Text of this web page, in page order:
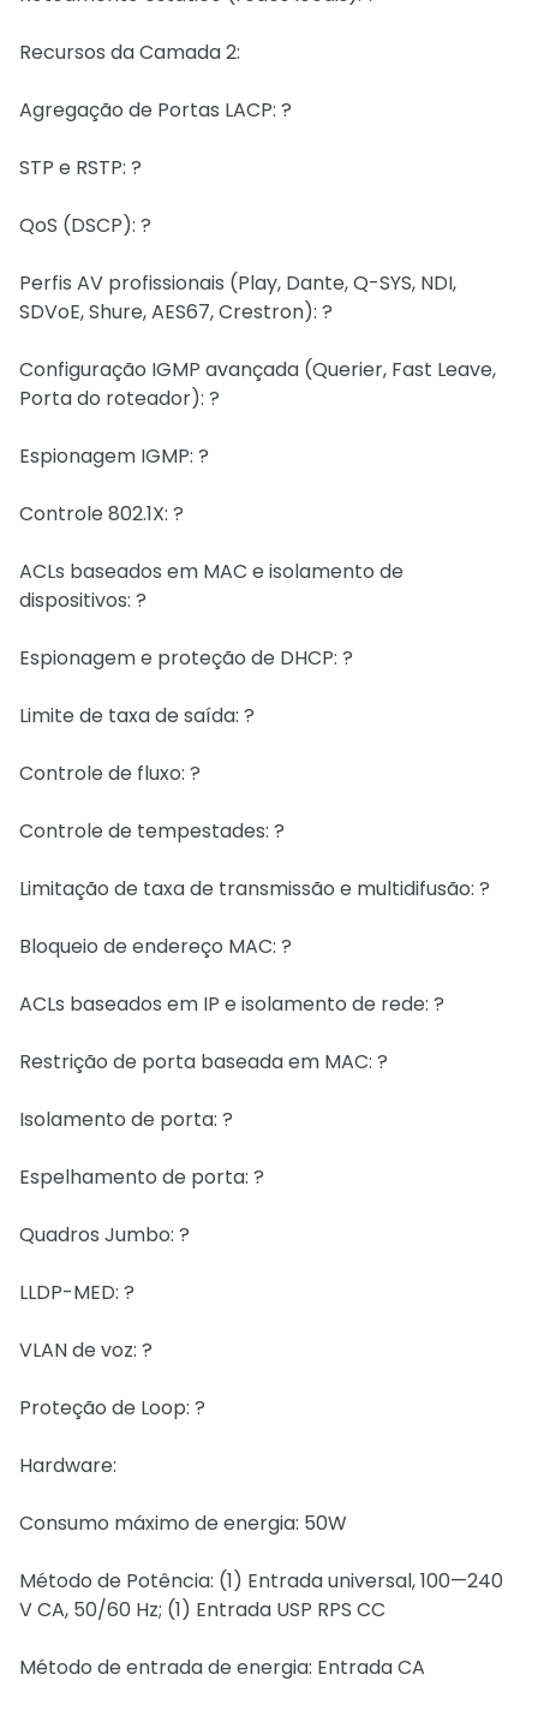
Recursos da Camada 2:
Agregação de Portas LACP: ?
STP e RSTP: ?
QoS (DSCP): ?
Perfis AV profissionais (Play, Dante, Q-SYS, NDI,
SDVoE, Shure, AES67, Crestron): ?
Configuração IGMP avançada (Querier, Fast Leave,
Porta do roteador): ?
Espionagem IGMP: ?
Controle 802.1X: ?
ACLs baseados em MAC e isolamento de
dispositivos: ?
Espionagem e proteção de DHCP: ?
Limite de taxa de saída: ?
Controle de fluxo: ?
Controle de tempestades: ?
Limitação de taxa de transmissão e multidifusão: ?
Bloqueio de endereço MAC: ?
ACLs baseados em IP e isolamento de rede: ?
Restrição de porta baseada em MAC: ?
Isolamento de porta: ?
Espelhamento de porta: ?
Quadros Jumbo: ?
LLDP-MED: ?
VLAN de voz: ?
Proteção de Loop: ?
Hardware:
Consumo máximo de energia: 50W
Método de Potência: (1) Entrada universal, 100—240
V CA, 50/60 Hz; (1) Entrada USP RPS CC
Método de entrada de energia: Entrada CA